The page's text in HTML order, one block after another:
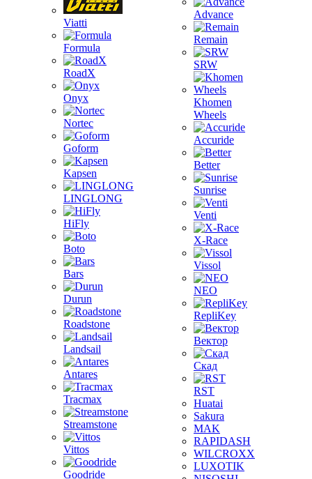
Viatti
Formula
RoadX
Onyx
Nortec
Goform
Kapsen
LINGLONG
HiFly
Boto
Bars
Durun
Roadstone
Landsail
Antares
Tracmax
Streamstone
Vittos
Goodride
Advance
Remain
SRW
Khomen
Wheels
Accuride
Better
Sunrise
Venti
X-Race
Vissol
NEO
RepliKey
Вектор
Скад
RST
Huatai
Sakura
MAK
RAPIDASH
WILCROXX
LUXOTIK